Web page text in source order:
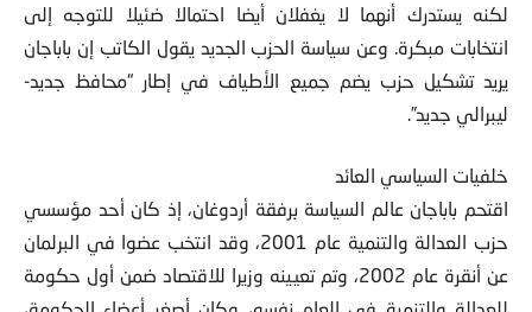
لكنه يستدرك أنهما لا يغفلان أيضا احتمالا ضئيلا للتوجه إلى
انتخابات مبكرة. وعن سياسة الحزب الجديد يقول الكاتب إن باباجان
يريد تشكيل حزب يضم جميع الأطياف في إطار “محافظ جديد-
ليبرالي جديد”.
خلفيات السياسي العائد
اقتحم باباجان عالم السياسة برفقة أردوغان، إذ كان أحد مؤسسي
حزب العدالة والتنمية عام 2001، وقد انتخب عضوا في البرلمان
عن أنقرة عام 2002، وتم تعيينه وزيرا للاقتصاد ضمن أول حكومة